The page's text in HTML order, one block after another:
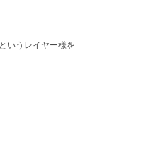
いうレイヤー様を